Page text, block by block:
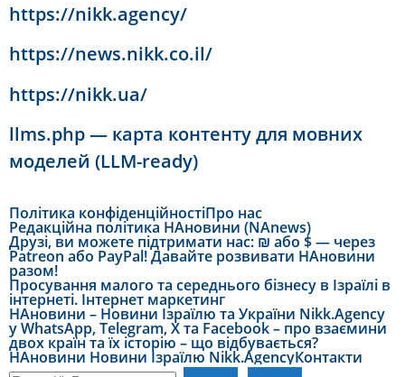
https://nikk.agency/
https://news.nikk.co.il/
https://nikk.ua/
llms.php — карта контенту для мовних
моделей (LLM-ready)
Політика конфіденційностіПро нас
Редакційна політика НАновини (NAnews)
Друзі, ви можете підтримати нас: ₪ або $ — через
Patreon або PayPal! Давайте розвивати НАновини
разом!
Просування малого та середнього бізнесу в Ізраїлі в
інтернеті. Інтернет маркетинг
НАновини – Новини Ізраїлю та України Nikk.Agency
у WhatsApp, Telegram, X та Facebook – про взаємини
двох країн та їх історію – що відбувається?
НАновини Новини Ізраїлю Nikk.AgencyКонтакти